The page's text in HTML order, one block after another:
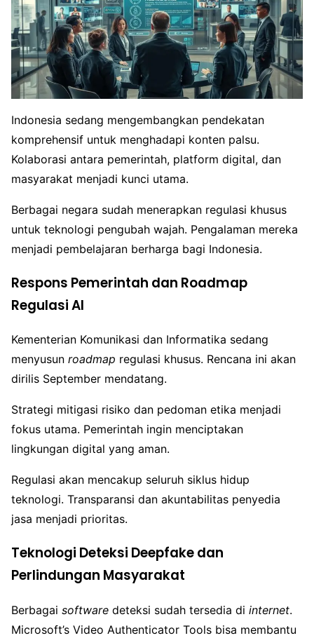
Indonesia sedang mengembangkan pendekatan
komprehensif untuk menghadapi konten palsu.
Kolaborasi antara pemerintah, platform digital, dan
masyarakat menjadi kunci utama.
Berbagai negara sudah menerapkan regulasi khusus
untuk teknologi pengubah wajah. Pengalaman mereka
menjadi pembelajaran berharga bagi Indonesia.
Respons Pemerintah dan Roadmap
Regulasi AI
Kementerian Komunikasi dan Informatika sedang
menyusun roadmap regulasi khusus. Rencana ini akan
dirilis September mendatang.
Strategi mitigasi risiko dan pedoman etika menjadi
fokus utama. Pemerintah ingin menciptakan
lingkungan digital yang aman.
Regulasi akan mencakup seluruh siklus hidup
teknologi. Transparansi dan akuntabilitas penyedia
jasa menjadi prioritas.
Teknologi Deteksi Deepfake dan
Perlindungan Masyarakat
Berbagai software deteksi sudah tersedia di internet.
Microsoft’s Video Authenticator Tools bisa membantu